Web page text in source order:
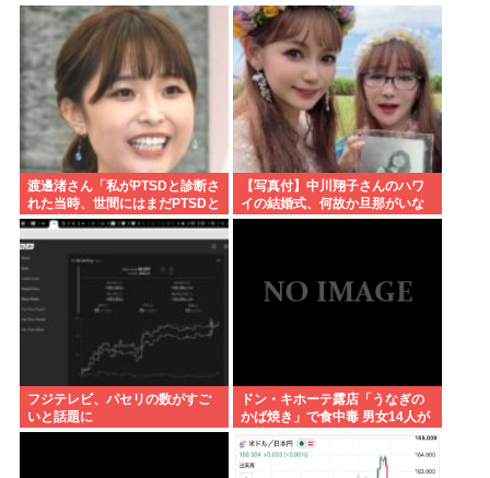
渡邊渚さん「私がPTSDと診断さ
れた当時、世間にはまだPTSDと
いう言葉は浸透していませんで
した」
【写真付】中川翔子さんのハワ
イの結婚式、何故か旦那がいな
い
フジテレビ、パセリの数がすご
いと話題に
ドン・キホーテ露店「うなぎの
かば焼き」で食中毒 男女14人が
発熱や腹痛など訴え…サルモネ
ラ属の菌検出